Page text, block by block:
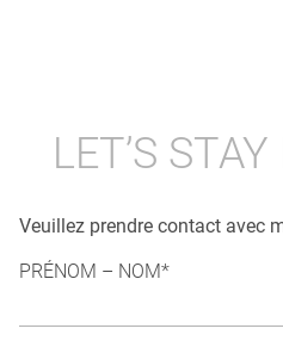
LET’S
Veuillez prendre contact avec
PRÉNOM – NOM*